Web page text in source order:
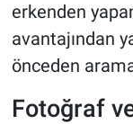
erkenden
avantajından
önceden
Fotoğraf